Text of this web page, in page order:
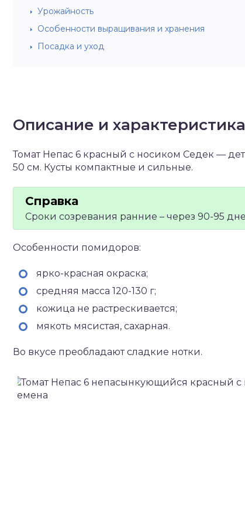
Урожайность
Особенности выращивания и хранения
Посадка и уход
Описание и
Томат Непас 6 красный с носиком Седек —
50 см. Кусты компактные и сильные.
Сроки созревания ранние – через 90-95
Особенности помидоров:
ярко-красная окраска;
средняя масса 120-130 г;
кожица не растрескивается;
мякоть мясистая, сахарная.
Во вкусе преобладают сладкие нотки.